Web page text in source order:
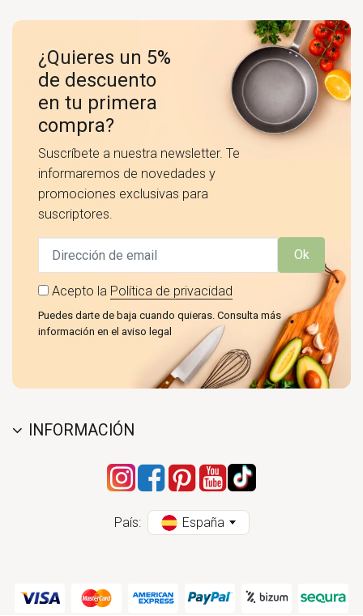
¿Quieres un 5%
de descuento
en tu primera
compra?
Suscríbete a nuestra newsletter. Te
informaremos de novedades y
promociones exclusivas para
suscriptores.
Ok
Acepto la Política de privacidad
Puedes darte de baja cuando quieras. Consulta más
información en el aviso legal
INFORMACIÓN
País: España